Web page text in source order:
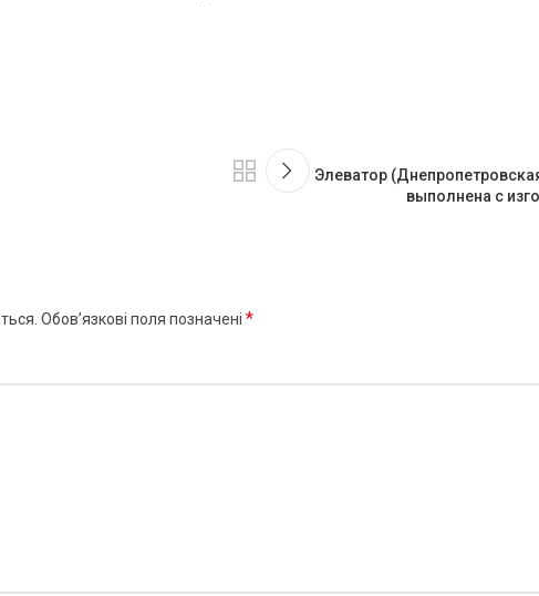
Элеватор
выполнена с
Обов’язкові поля позначені *